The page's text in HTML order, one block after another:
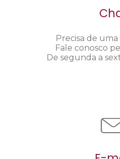
Precisa de
Fale conosco
De segunda a